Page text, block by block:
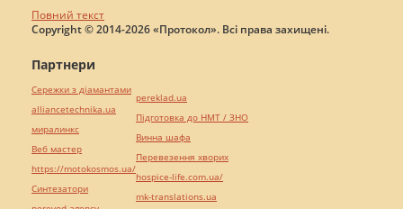
Повний текст
Copyright © 2014-2026 «Протокол». Всі права захищені.
Партнери
Сережки з діамантами
alliancetechnika.ua
миралинкс
Веб мастер
https://motokosmos.ua/
Синтезатори
pereklad.ua
Підготовка до НМТ / ЗНО
Винна шафа
Перевезення хворих
hospice-life.com.ua/
mk-translations.ua